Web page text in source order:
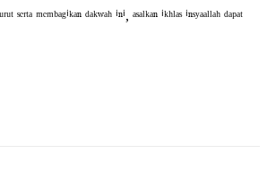
ˢᵉʳᵗᵃ ᵐᵉᵐᵇᵃᵍⁱᵏᵃⁿ ᵈᵃᵏʷᵃʰ ⁱⁿⁱ, ᵃˢᵃˡᵏᵃⁿ ⁱᵏʰˡᵃˢ ⁱⁿˢʸᵃᵃˡˡᵃʰ ᵈᵃᵖᵃᵗ